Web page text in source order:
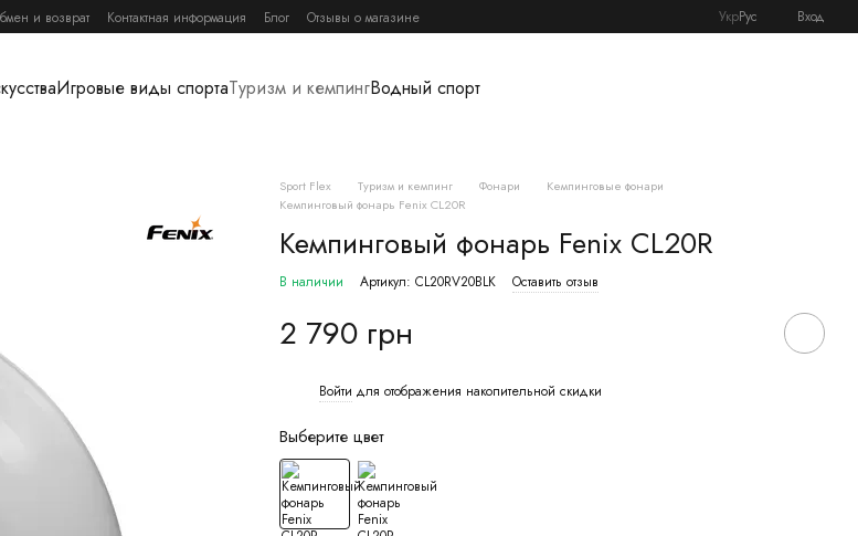
и возврат Контактная информация Блог Отзывы о магазине УкрРус Вход
Игровые виды спортаТуризм и кемпингВодный спорт
Sport Flex Туризм и кемпинг Фонари
Кемпинговые фонари
Кемпинговый фонарь Fenix CL20R
Кемпинговый фонарь Fenix CL20R
В наличии Артикул: CL20RV20BLK Оставить отзыв
2 790 грн
Войти для отображения накопительной скидки
Выберите цвет